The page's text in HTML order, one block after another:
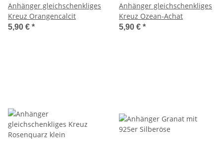
Anhänger gleichschenkliges
Kreuz Orangencalcit
5,90 € *
Anhänger gleichschenkliges
Kreuz Ozean-Achat
5,90 € *